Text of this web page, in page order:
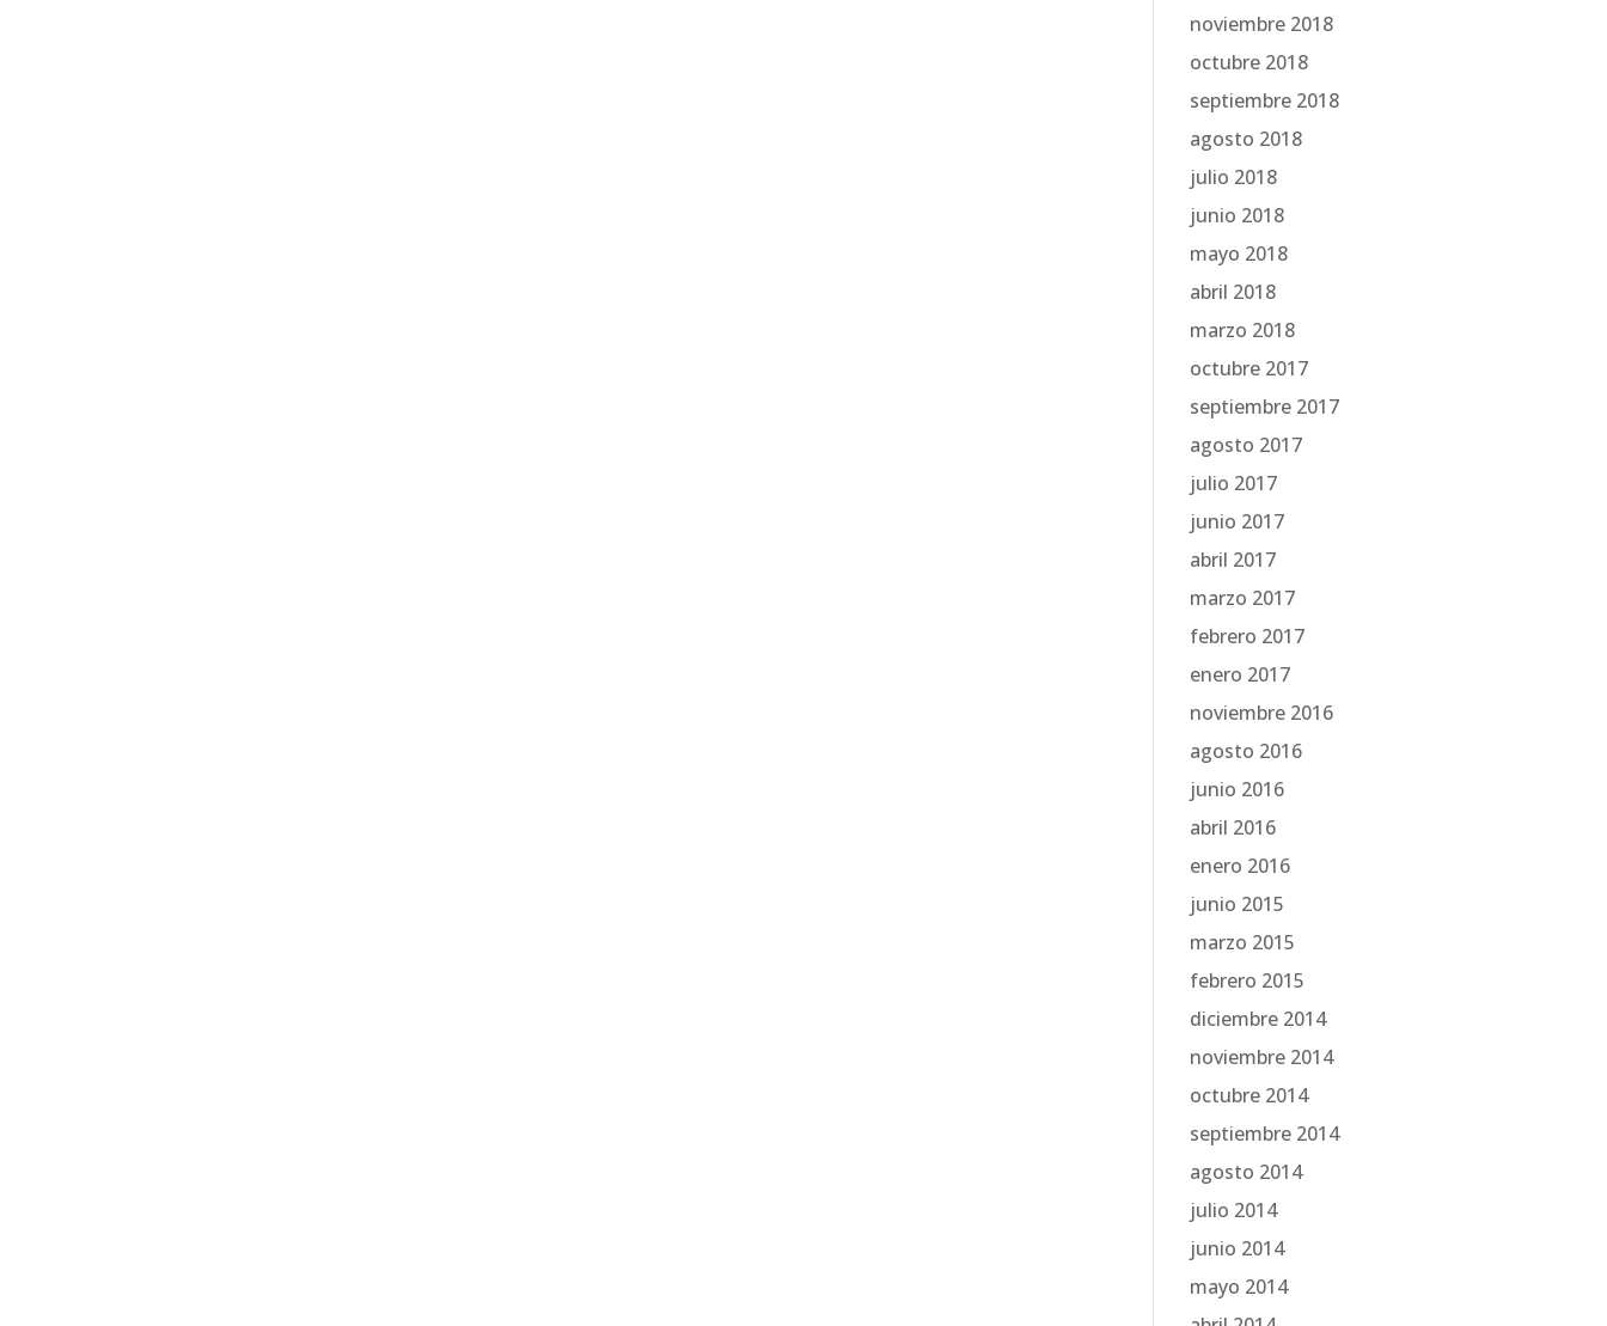
noviembre 2018
octubre 2018
septiembre 2018
agosto 2018
julio 2018
junio 2018
mayo 2018
abril 2018
marzo 2018
octubre 2017
septiembre 2017
agosto 2017
julio 2017
junio 2017
abril 2017
marzo 2017
febrero 2017
enero 2017
noviembre 2016
agosto 2016
junio 2016
abril 2016
enero 2016
junio 2015
marzo 2015
febrero 2015
diciembre 2014
noviembre 2014
octubre 2014
septiembre 2014
agosto 2014
julio 2014
junio 2014
mayo 2014